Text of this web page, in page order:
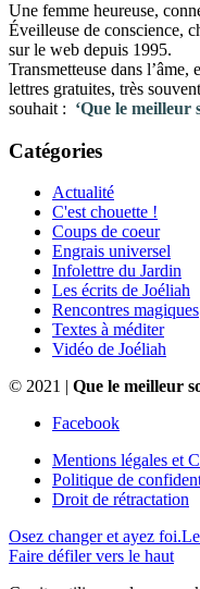
Une femme heureuse,
Éveilleuse de conscience,
sur le web depuis 1995.
Transmetteuse dans
lettres gratuites, très
souhait : ‘Que le meilleur
Catégories
Actualité
C'est chouette !
Coups de coeur
Engrais universel
Infolettre du Jardin
Les écrits de Joéliah
Rencontres magiques
Textes à méditer
Vidéo de Joéliah
© 2021 | Que le meilleur
Facebook
Mentions légales et
Politique de
Droit de rétractation
Osez changer et ayez foi.
Faire défiler vers le haut